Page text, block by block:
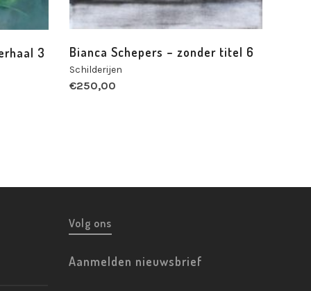
3 Bianca Schepers – zonder titel 6
Schilderijen
€250,00
Volg ons
Aanmelden nieuwsbrief